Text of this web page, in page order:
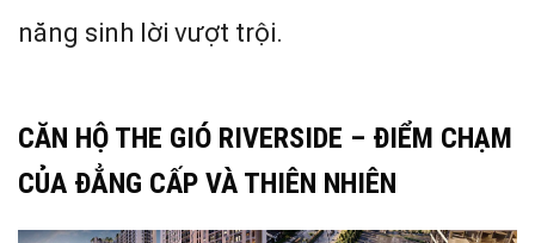
năng sinh lời vượt trội.
CĂN HỘ THE GIÓ RIVERSIDE – ĐIỂM CHẠM
CỦA ĐẲNG CẤP VÀ THIÊN NHIÊN